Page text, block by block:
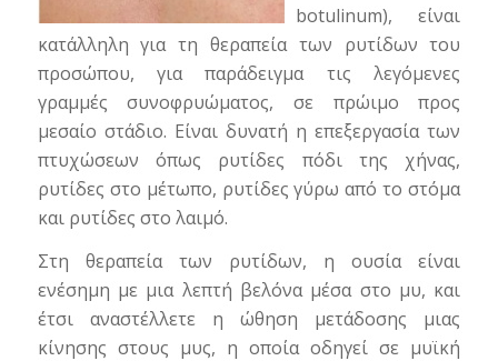
botulinum), είναι
κατάλληλη για τη θεραπεία των ρυτίδων του
προσώπου, για παράδειγμα τις λεγόμενες
γραμμές συνοφρυώματος, σε πρώιμο προς
μεσαίο στάδιο. Είναι δυνατή η επεξεργασία των
πτυχώσεων όπως ρυτίδες πόδι της χήνας,
ρυτίδες στο μέτωπο, ρυτίδες γύρω από το στόμα
και ρυτίδες στο λαιμό.
Στη θεραπεία των ρυτίδων, η ουσία είναι
ενέσημη με μια λεπτή βελόνα μέσα στο μυ, και
έτσι αναστέλλετε η ώθηση μετάδοσης μιας
κίνησης στους μυς, η οποία οδηγεί σε μυϊκή